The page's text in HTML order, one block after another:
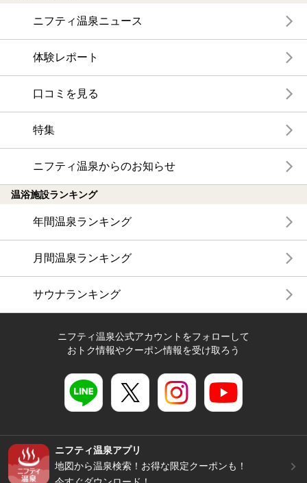
ニフティ温泉ニュース
体験レポート
口コミを見る
特集
ニフティ温泉からのお知らせ
温浴施設ランキング
年間温泉ランキング
月間温泉ランキング
サウナランキング
ニフティ温泉公式アカウントをフォローして
おトク情報やクーポン情報を受け取ろう
ニフティ温泉アプリ
地図から温泉検索！お得な限定クーポンも！